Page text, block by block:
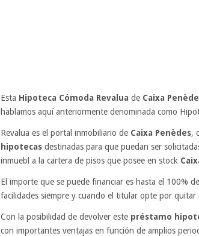
Esta Hipoteca Cómoda Revalua de Caixa
hablamos aquí anteriormente denominada como
Revalua es el portal inmobiliario de Caixa Penèdes,
hipotecas destinadas para que puedan ser
inmuebl a la cartera de pisos que posee en stock
El importe que se puede financiar es hasta el 100%
facilidades siempre y cuando el titular opte por
Con la posibilidad de devolver este préstamo
con importantes ventajas en función de amplios